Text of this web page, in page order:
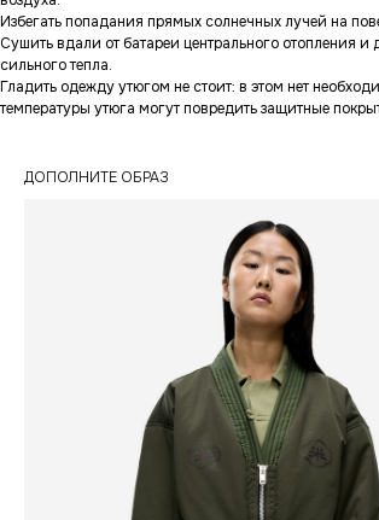
Избегать попадания прямых солнечных лучей на
Сушить вдали от батареи центрального отопления и
сильного тепла.
Гладить одежду утюгом не стоит: в этом нет
температуры утюга могут повредить защитные
ДОПОЛНИТЕ ОБРАЗ